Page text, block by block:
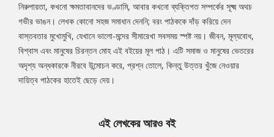
নিরুপায়তা, কখনো ক্ষমতাবানদের ভণ্ডামি, আবার কখনো ব্যক্তিগত সম্পর্কের সূক্ষ্ম অথচ
গভীর ভাঙন। লেখক কোনো সহজ সমাধান দেননি; বরং পাঠককে দাঁড় করিয়ে দেন
বাস্তবতার মুখোমুখি, যেখানে ভালো-মন্দের সীমারেখা সবসময় স্পষ্ট নয়। জীবন, মূল্যবোধ,
বিশ্বাস এবং মানুষের চিরন্তন মোহ এই বইয়ের মূল পাঠ। এটি সমাজ ও মানুষের ভেতরের
অদৃশ্য অন্ধকারকে নীরবে উন্মোচন করে, প্রশ্ন তোলে, কিন্তু উত্তর খুঁজে নেওয়ার
দায়িত্ব পাঠকের হাতেই ছেড়ে দেয়।
এই লেখকের আরও বই